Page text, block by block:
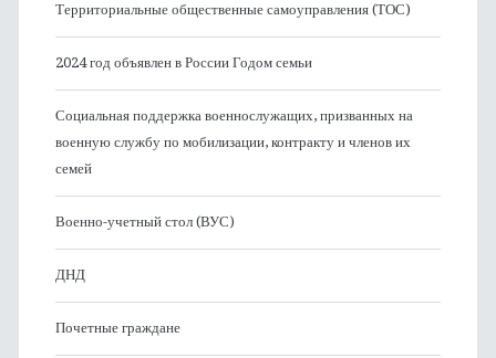
Территориальные общественные самоуправления (ТОС)
2024 год объявлен в России Годом семьи
Социальная поддержка военнослужащих, призванных на
военную службу по мобилизации, контракту и членов их
семей
Военно-учетный стол (ВУС)
ДНД
Почетные граждане